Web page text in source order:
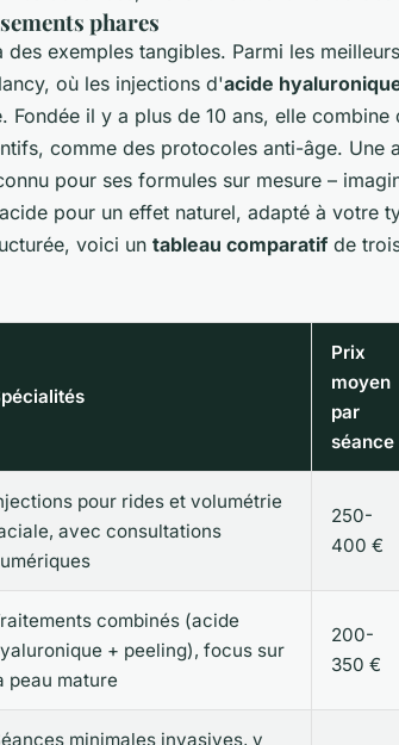
phares
des exemples tangibles. Parmi les
où les injections d'acide
Fondée il y a plus de 10 ans, elle combine
comme des protocoles anti-âge. Une
pour ses formules sur mesure –
pour un effet naturel, adapté à votre
voici un tableau comparatif de
Prix
moyen
par
séance
pour rides et volumétrie
avec consultations
250-
400 €
combinés (acide
+ peeling), focus sur
peau mature
200-
350 €
minimales invasives, y